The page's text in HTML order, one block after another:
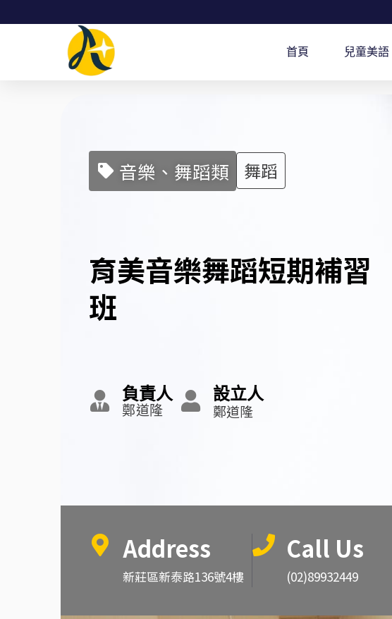
首頁 兒童美語
音樂、舞蹈類 舞蹈
育美音樂舞蹈短期補習
班
負責人
鄭道隆
設立人
鄭道隆
Address
新莊區新泰路136號4樓
Call Us
(02)89932449